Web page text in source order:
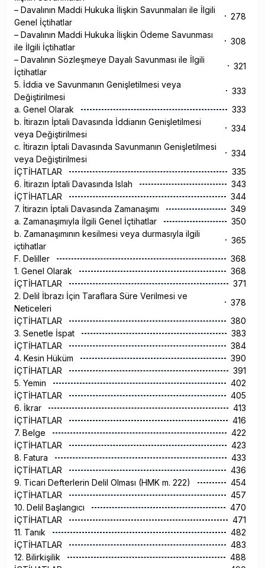
– Davalının Maddi Hukuka İlişkin Savunmaları ile İlgili
Genel İçtihatlar
278
– Davalının Maddi Hukuka İlişkin Ödeme Savunması
ile İlgili İçtihatlar
308
– Davalının Sözleşmeye Dayalı Savunması ile İlgili
İçtihatlar
321
5. İddia ve Savunmanın Genişletilmesi veya
Değiştirilmesi
333
a. Genel Olarak
333
b. İtirazın İptali Davasında İddianın Genişletilmesi
veya Değiştirilmesi
334
c. İtirazın İptali Davasında Savunmanın Genişletilmesi
veya Değiştirilmesi
334
İÇTİHATLAR
335
6. İtirazın İptali Davasında Islah
343
İÇTİHATLAR
344
7. İtirazın İptali Davasında Zamanaşımı
349
a. Zamanaşımıyla İlgili Genel İçtihatlar
350
b. Zamanaşımının kesilmesi veya durmasıyla ilgili
içtihatlar
365
F. Deliller
368
1. Genel Olarak
368
İÇTİHATLAR
371
2. Delil İbrazı İçin Taraflara Süre Verilmesi ve
Neticeleri
378
İÇTİHATLAR
380
3. Senetle İspat
383
İÇTİHATLAR
384
4. Kesin Hüküm
390
İÇTİHATLAR
391
5. Yemin
402
İÇTİHATLAR
405
6. İkrar
413
İÇTİHATLAR
416
7. Belge
422
İÇTİHATLAR
423
8. Fatura
433
İÇTİHATLAR
436
9. Ticari Defterlerin Delil Olması (HMK m. 222)
454
İÇTİHATLAR
457
10. Delil Başlangıcı
470
İÇTİHATLAR
471
11. Tanık
482
İÇTİHATLAR
483
12. Bilirkişilik
488